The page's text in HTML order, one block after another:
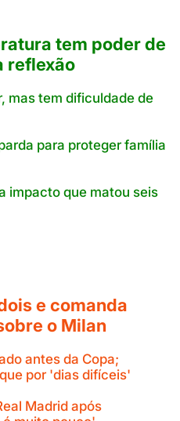
tem poder de
reflexão
mas tem dificuldade de
para proteger família
impacto que matou seis
e comanda
o Milan
antes da Copa;
por 'dias difíceis'
Madrid após